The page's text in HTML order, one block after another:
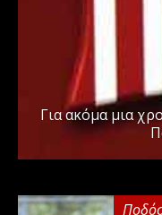
Για ακόμα μια